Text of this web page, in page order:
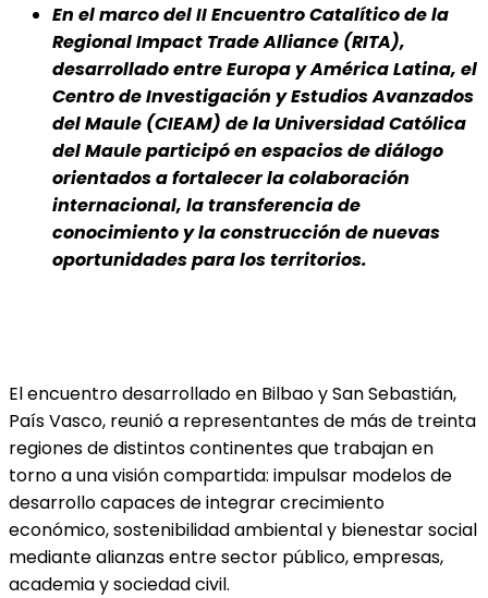
En el marco del II Encuentro Catalítico de la
Regional Impact Trade Alliance (RITA),
desarrollado entre Europa y América Latina, el
Centro de Investigación y Estudios Avanzados
del Maule (CIEAM) de la Universidad Católica
del Maule participó en espacios de diálogo
orientados a fortalecer la colaboración
internacional, la transferencia de
conocimiento y la construcción de nuevas
oportunidades para los territorios.
El encuentro desarrollado en Bilbao y San Sebastián,
País Vasco, reunió a representantes de más de treinta
regiones de distintos continentes que trabajan en
torno a una visión compartida: impulsar modelos de
desarrollo capaces de integrar crecimiento
económico, sostenibilidad ambiental y bienestar social
mediante alianzas entre sector público, empresas,
academia y sociedad civil.